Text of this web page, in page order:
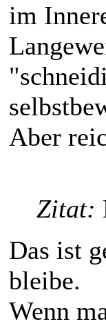
im
Aber
Zitat:
Das ist
bleibe.
Wenn